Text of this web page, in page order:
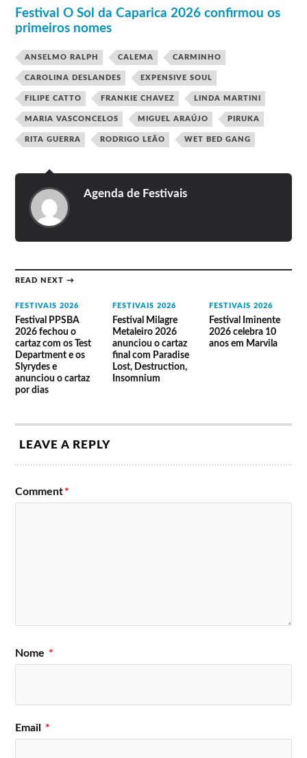
Festival O Sol da Caparica 2026 confirmou os
primeiros nomes
ANSELMO RALPH CALEMA CARMINHO
CAROLINA DESLANDES EXPENSIVE SOUL
FILIPE CATTO FRANKIE CHAVEZ LINDA MARTINI
MARIA VASCONCELOS MIGUEL ARAÚJO PIRUKA
RITA GUERRA RODRIGO LEÃO WET BED GANG
Agenda de Festivais
READ NEXT →
FESTIVAIS 2026
Festival PPSBA
2026 fechou o
cartaz com os Test
Department e os
Slyrydes e
anunciou o cartaz
por dias
FESTIVAIS 2026
Festival Milagre
Metaleiro 2026
anunciou o cartaz
final com Paradise
Lost, Destruction,
Insomnium
FESTIVAIS 2026
Festival Iminente
2026 celebra 10
anos em Marvila
LEAVE A REPLY
Comment*
Nome *
Email *